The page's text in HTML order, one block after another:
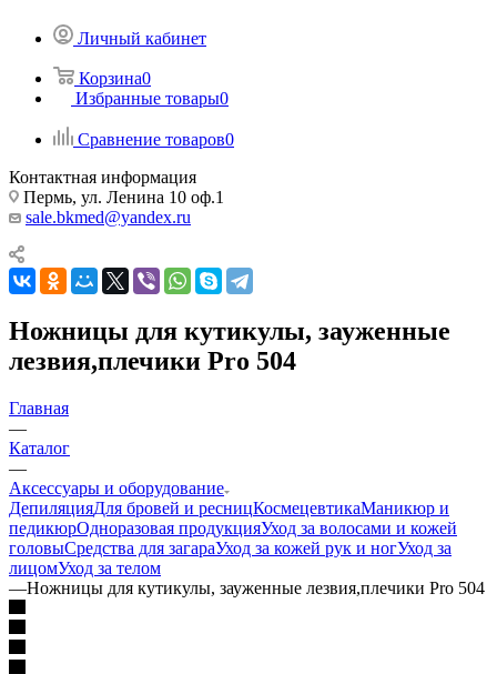
Личный кабинет
Корзина0
Избранные товары0
Сравнение товаров0
Контактная информация
Пермь, ул. Ленина 10 оф.1
sale.bkmed@yandex.ru
Ножницы для кутикулы, зауженные
лезвия,плечики Pro 504
Главная
—
Каталог
—
Аксессуары и оборудование
ДепиляцияДля бровей и ресницКосмецевтикаМаникюр и
педикюрОдноразовая продукцияУход за волосами и кожей
головыСредства для загараУход за кожей рук и ногУход за
лицомУход за телом
—Ножницы для кутикулы, зауженные лезвия,плечики Pro 504